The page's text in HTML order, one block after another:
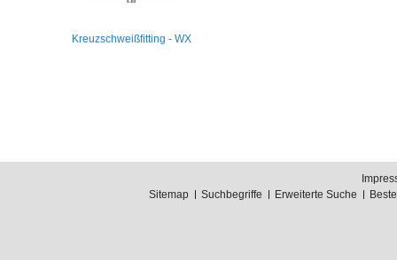
Kreuzschweißfitting - WX
Sitemap
Suchbegriffe Erweiterte Suche